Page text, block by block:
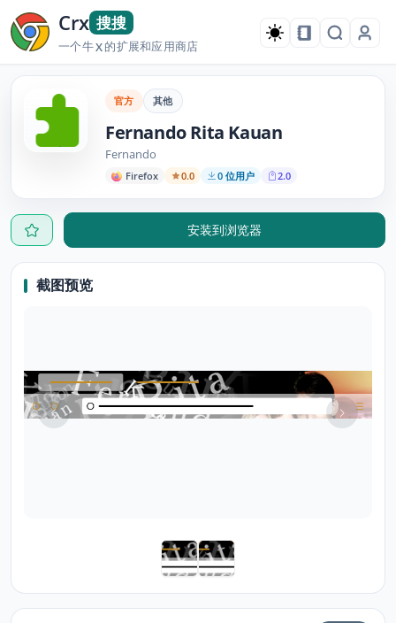
Crx 搜搜
一个牛X的扩展和应用商店
官方 其他
Fernando Rita Kauan
Fernando
Firefox 0.0 0 位用户 2.0
安装到浏览器
截图预览